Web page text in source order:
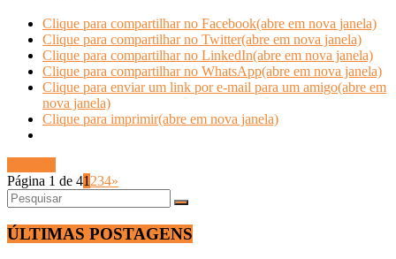
Clique para compartilhar no Facebook(abre em nova janela)
Clique para compartilhar no Twitter(abre em nova janela)
Clique para compartilhar no LinkedIn(abre em nova janela)
Clique para compartilhar no WhatsApp(abre em nova janela)
Clique para enviar um link por e-mail para um amigo(abre em
nova janela)
Clique para imprimir(abre em nova janela)
Página 1 de 41 234»
ÚLTIMAS POSTAGENS